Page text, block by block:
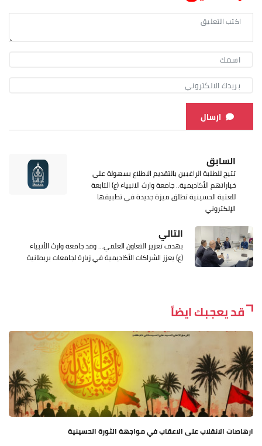
ارسال
السابق
تتيح للطلبة الراغبين بالتقديم الاطلاع بسهولة على
خياراتهم الأكاديمية.. جامعة وارث الانبياء (ع) التابعة
للعتبة الحسينية تطلق ميزة جديدة في تطبيقها
الإلكتروني
التالي
بهدف تعزيز التعاون العلمي... وفد جامعة وارث الأنبياء
(ع) يعزز الشراكات الأكاديمية في زيارة لجامعات بريطانية
قد يعجبك ايضاً
ارهاصات الانقلاب على الاعقاب في مواجهة الثورة الحسينية